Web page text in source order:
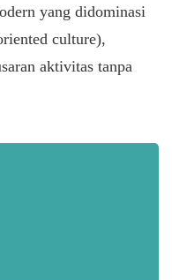
yang didominasi
culture),
aktivitas tanpa